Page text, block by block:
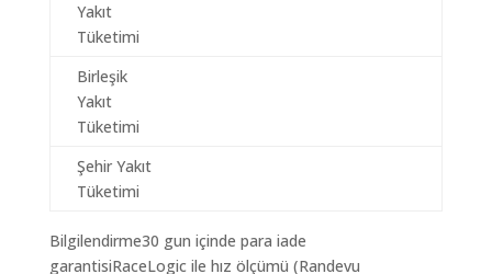
Yakıt
Tüketimi
Birleşik
Yakıt
Tüketimi
Şehir Yakıt
Tüketimi
Bilgilendirme30 gun içinde para iade
garantisiRaceLogic ile hız ölçümü (Randevu